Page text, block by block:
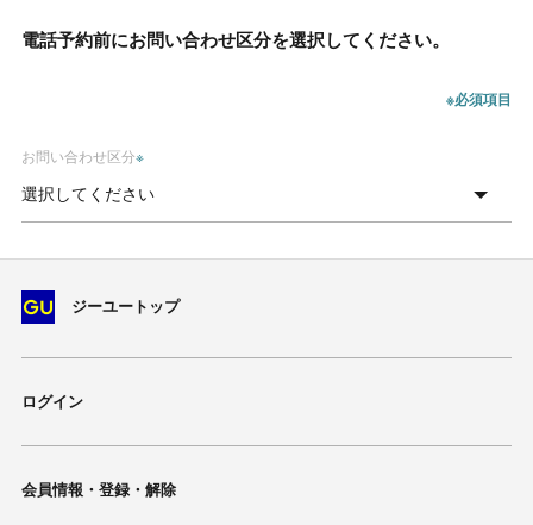
電話予約前にお問い合わせ区分を選択してください。
※必須項目
お問い合わせ区分※
ジーユートップ
ログイン
会員情報・登録・解除